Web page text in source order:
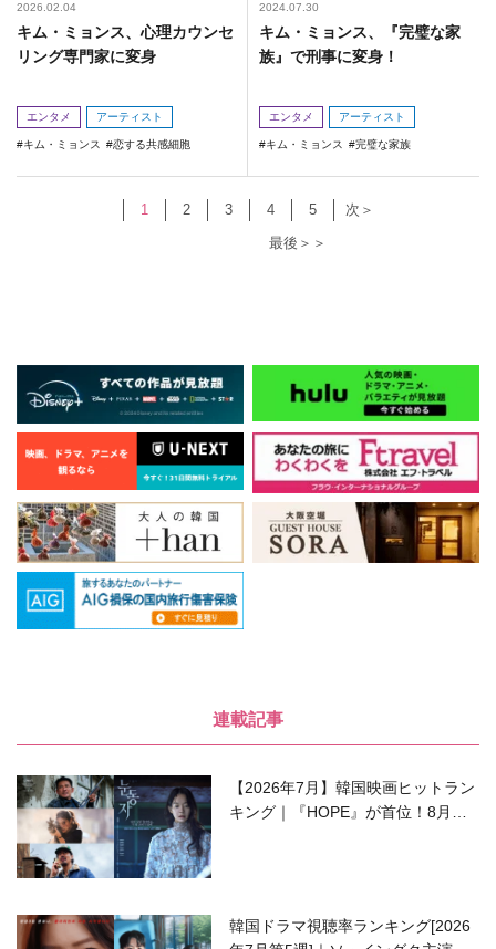
2026.02.04
キム・ミョンス、心理カウンセ
リング専門家に変身
エンタメ アーティスト
キム・ミョンス 恋する共感細胞
2024.07.30
キム・ミョンス、『完璧な家
族』で刑事に変身！
エンタメ アーティスト
キム・ミョンス 完璧な家族
1 2 3 4 5
次＞
最後＞＞
連載記事
【2026年7月】韓国映画ヒットラン
キング｜『HOPE』が首位！8月公
韓国ドラマ視聴率ランキング[2026